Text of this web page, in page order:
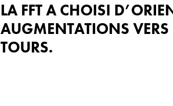
LA FFT A CHOISI
AUGMENTATIONS VERS
TOURS.